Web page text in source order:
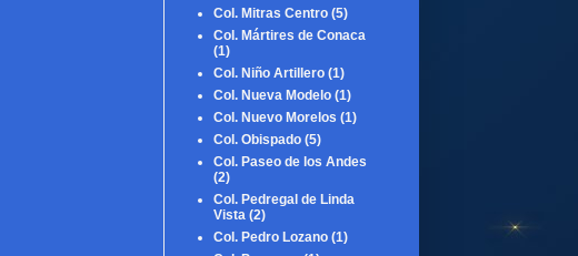
Col. Mitras Centro (5)
Col. Mártires de Conaca
(1)
Col. Niño Artillero (1)
Col. Nueva Modelo (1)
Col. Nuevo Morelos (1)
Col. Obispado (5)
Col. Paseo de los Andes
(2)
Col. Pedregal de Linda
Vista (2)
Col. Pedro Lozano (1)